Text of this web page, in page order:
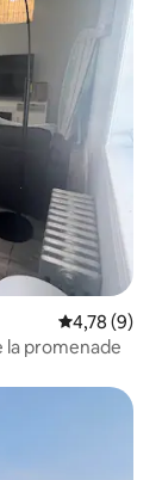
Évaluation
4,78 (9)
la promenade